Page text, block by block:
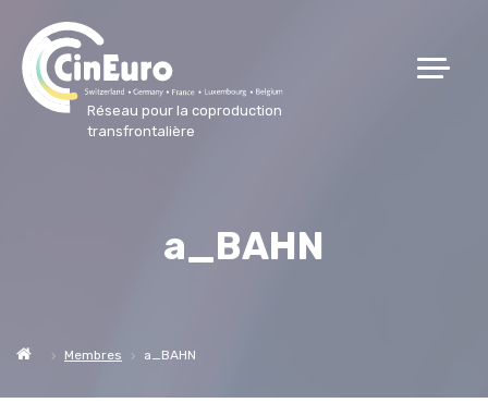
Réseau pour la coproduction
transfrontalière
a_BAHN
Membres a_BAHN